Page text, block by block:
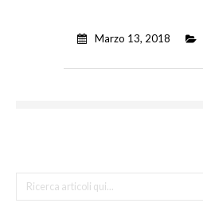
Marzo 13, 2018
Cerca